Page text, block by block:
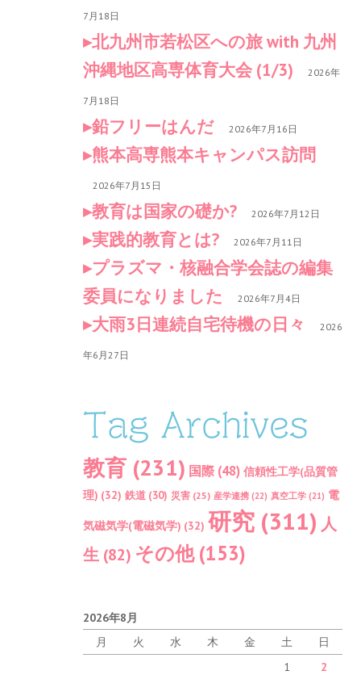
7月18日
北九州市若松区への旅 with 九州
沖縄地区高専体育大会 (1/3)
2026年
7月18日
鉛フリーはんだ 2026年7月16日
熊本高専熊本キャンパス訪問
2026年7月15日
教育は国家の礎か? 2026年7月12日
実践的教育とは? 2026年7月11日
プラズマ・核融合学会誌の編集
委員になりました
2026年7月4日
大雨3日連続自宅待機の日々 2026
年6月27日
Tag Archives
教育 (231) 国際 (48) 信頼性工学(品質管
理) (32) 鉄道 (30) 災害 (25) 産学連携 (22) 真空工学 (21) 電
気磁気学(電磁気学) (32) 研究 (311) 人
生 (82) その他(153)
2026年8月
月
火 水 木 金 土
日
1
2